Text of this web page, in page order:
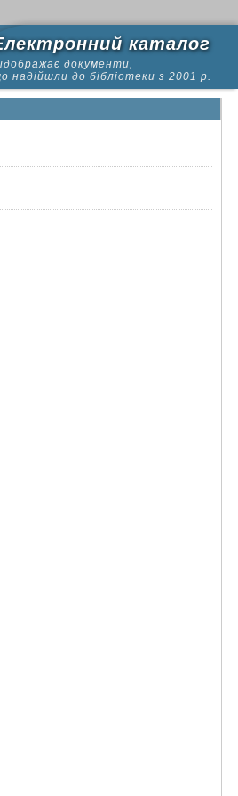
каталог
документи,
надійшли до бібліотеки з 2001 р.